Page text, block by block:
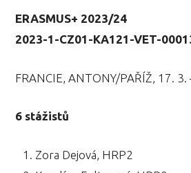
ERASMUS+ 2023/24
2023-1-CZ01-KA121-VET-
FRANCIE, ANTONY/PAŘÍŽ, 17.
6 stážistů
Zora Dejová, HRP2